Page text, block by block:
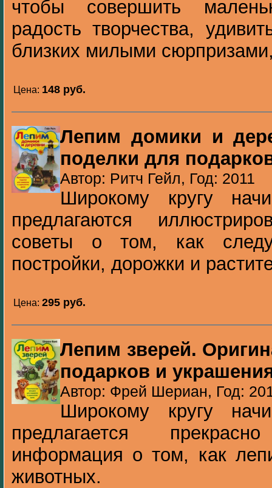
чтобы совершить
радость творчества,
близких милыми
Цена: 148 pуб.
Лепим домики и
поделки для
Автор: Ритч Гейл, Год: 2011
Широкому кругу
предлагаются
советы о том, как
постройки, дорожки и
Цена: 295 pуб.
Лепим зверей.
подарков и
Автор: Фрей Шериан, Год:
Широкому кругу
предлагается
информация о том, как
животных.